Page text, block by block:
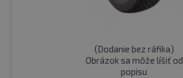
(Dodanie bez ráfika)
Obrázok sa môže líšiť od
popisu